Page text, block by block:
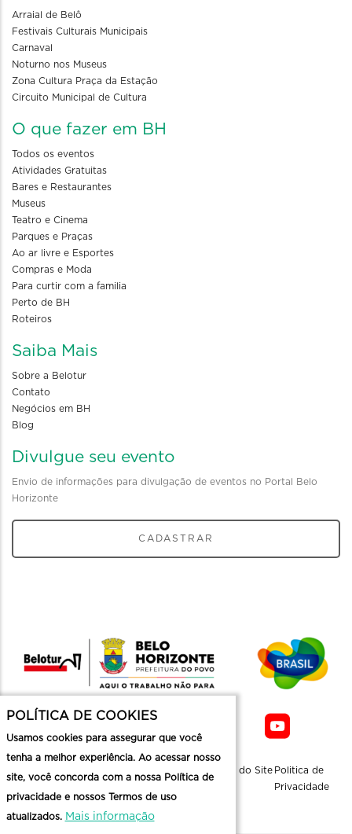
Arraial de Belô
Festivais Culturais Municipais
Carnaval
Noturno nos Museus
Zona Cultura Praça da Estação
Circuito Municipal de Cultura
O que fazer em BH
Todos os eventos
Atividades Gratuitas
Bares e Restaurantes
Museus
Teatro e Cinema
Parques e Praças
Ao ar livre e Esportes
Compras e Moda
Para curtir com a familia
Perto de BH
Roteiros
Saiba Mais
Sobre a Belotur
Contato
Negócios em BH
Blog
Divulgue seu evento
Envio de informações para divulgação de eventos no Portal Belo
Horizonte
CADASTRAR
Mapa do Site Politica de
Privacidade
POLÍTICA DE COOKIES
Usamos cookies para assegurar que você
tenha a melhor experiência. Ao acessar nosso
site, você concorda com a nossa Política de
privacidade e nossos Termos de uso
atualizados. Mais informação